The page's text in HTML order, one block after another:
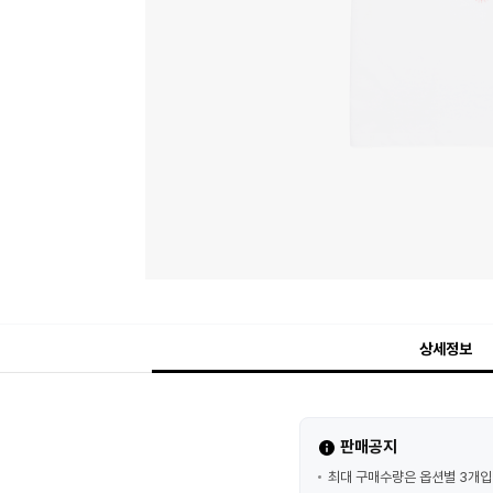
상세정보
판매공지
최대 구매수량은 옵션별 3개